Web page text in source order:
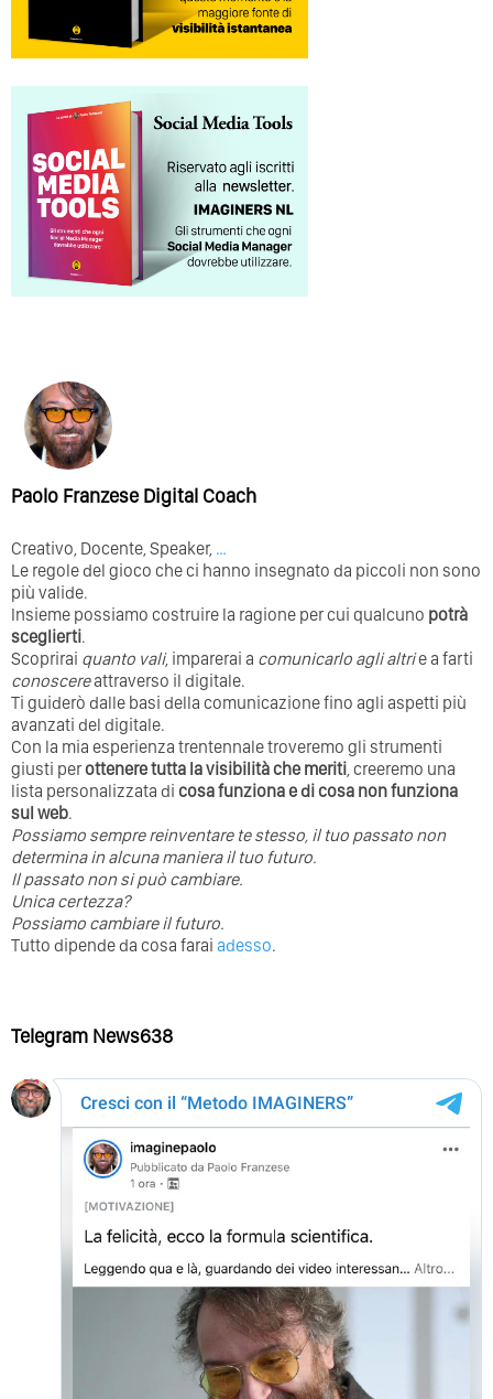
Paolo Franzese Digital Coach
Creativo, Docente, Speaker, …
Le regole del gioco che ci hanno insegnato da piccoli non sono
più valide.
Insieme possiamo costruire la ragione per cui qualcuno potrà
sceglierti.
Scoprirai quanto vali, imparerai a comunicarlo agli altrie a farti
conoscereattraverso il digitale.
Ti guiderò dalle basi della comunicazione fino agli aspetti più
avanzati del digitale.
Con la mia esperienza trentennale troveremo gli strumenti
giusti perottenere tutta la visibilità che meriti, creeremo una
lista personalizzata di cosa funziona e di cosa non funziona
sul web.
Possiamo sempre reinventare te stesso, il tuo passato non
determina in alcuna maniera il tuo futuro. ⁣
⁣Il passato non si può cambiare.
Unica certezza?
Possiamo cambiare il futuro.
Tutto dipende da cosa farai adesso.
Telegram News638